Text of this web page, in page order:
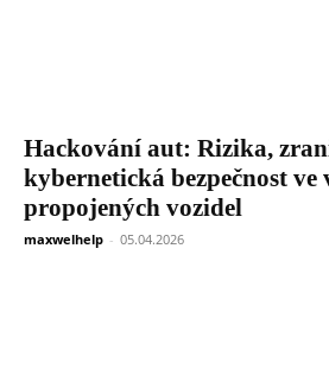
Hackování aut: Rizika,
kybernetická bezpečnost ve
propojených vozidel
maxwelhelp - 05.04.2026